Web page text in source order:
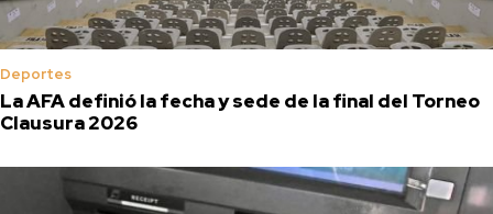
Deportes
La AFA definió la fecha y sede de la final del Torneo
Clausura 2026